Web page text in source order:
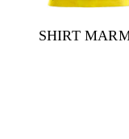
SHIRT